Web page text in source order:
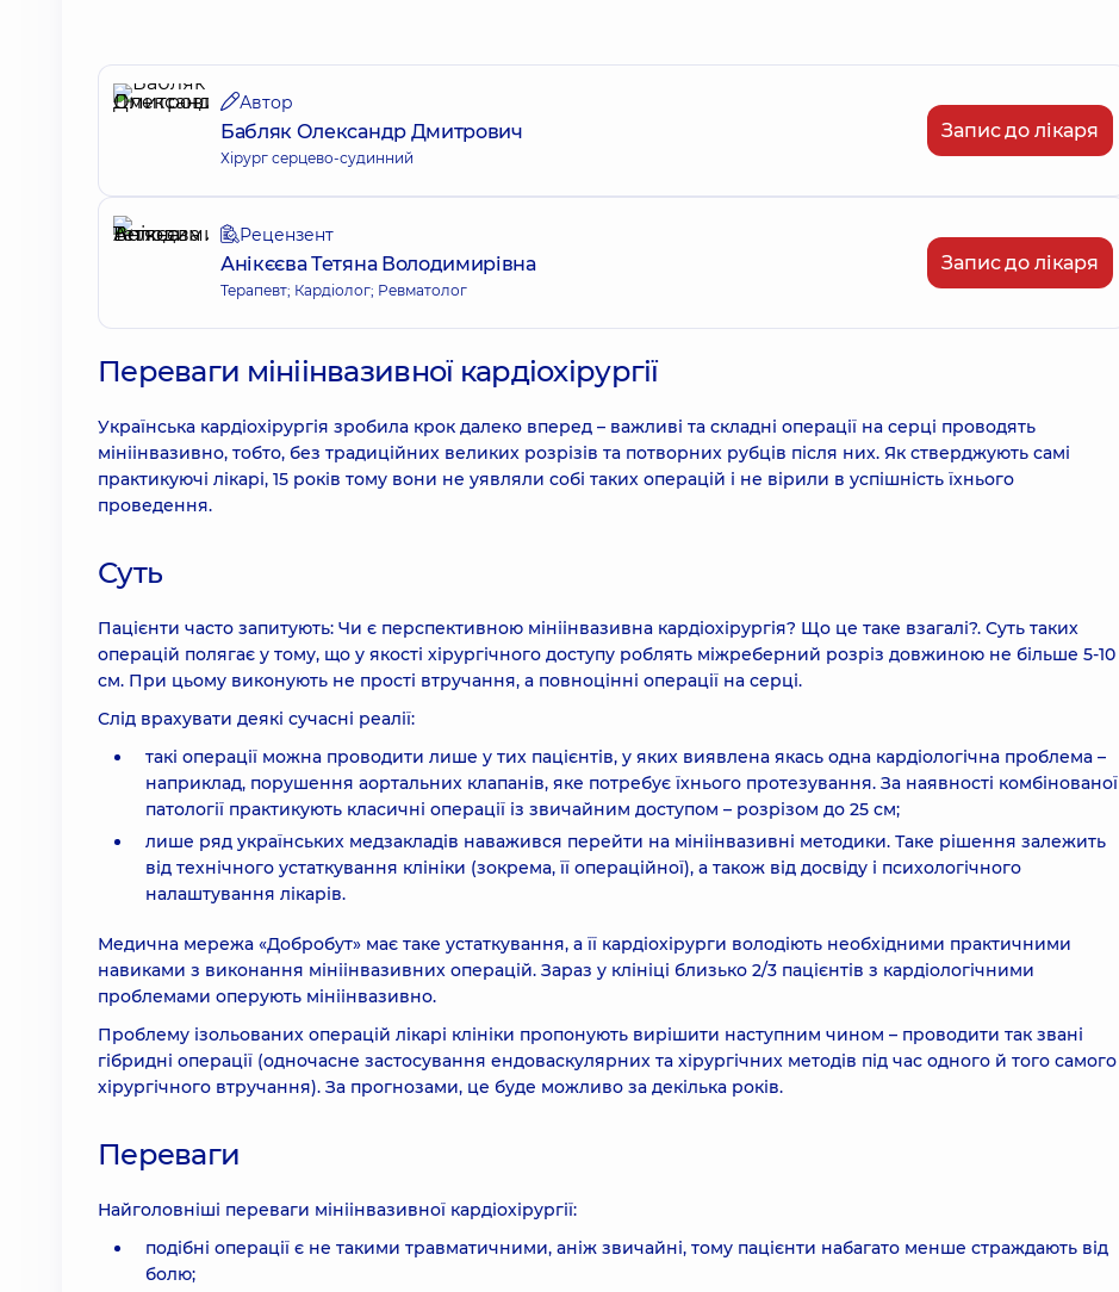
Автор
Бабляк Олександр Дмитрович
Хірург серцево-судинний
Запис до лікаря
Рецензент
Анікєєва Тетяна Володимирівна
Терапевт; Кардіолог; Ревматолог
Запис до лікаря
Переваги мініінвазивної кардіохірургії
Українська кардіохірургія зробила крок далеко вперед – важливі та складні операції на серці проводять
мініінвазивно, тобто, без традиційних великих розрізів та потворних рубців після них. Як стверджують самі
практикуючі лікарі, 15 років тому вони не уявляли собі таких операцій і не вірили в успішність їхнього
проведення.
Суть
Пацієнти часто запитують: Чи є перспективною мініінвазивна кардіохірургія? Що це таке взагалі?. Суть таких
операцій полягає у тому, що у якості хірургічного доступу роблять міжреберний розріз довжиною не більше 5-10
см. При цьому виконують не прості втручання, а повноцінні операції на серці.
Слід врахувати деякі сучасні реалії:
такі операції можна проводити лише у тих пацієнтів, у яких виявлена якась одна кардіологічна проблема –
наприклад, порушення аортальних клапанів, яке потребує їхнього протезування. За наявності комбінованої
патології практикують класичні операції із звичайним доступом – розрізом до 25 см;
лише ряд українських медзакладів наважився перейти на мініінвазивні методики. Таке рішення залежить
від технічного устаткування клініки (зокрема, її операційної), а також від досвіду і психологічного
налаштування лікарів.
Медична мережа «Добробут» має таке устаткування, а її кардіохірурги володіють необхідними практичними
навиками з виконання мініінвазивних операцій. Зараз у клініці близько 2/3 пацієнтів з кардіологічними
проблемами оперують мініінвазивно.
Проблему ізольованих операцій лікарі клініки пропонують вирішити наступним чином – проводити так звані
гібридні операції (одночасне застосування ендоваскулярних та хірургічних методів під час одного й того самого
хірургічного втручання). За прогнозами, це буде можливо за декілька років.
Переваги
Найголовніші переваги мініінвазивної кардіохірургії:
подібні операції є не такими травматичними, аніж звичайні, тому пацієнти набагато менше страждають від
болю;